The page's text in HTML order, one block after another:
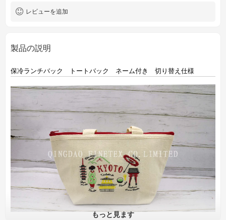
レビューを追加
製品の説明
保冷ランチバック トートバック ネーム付き 切り替え仕様
もっと見ます